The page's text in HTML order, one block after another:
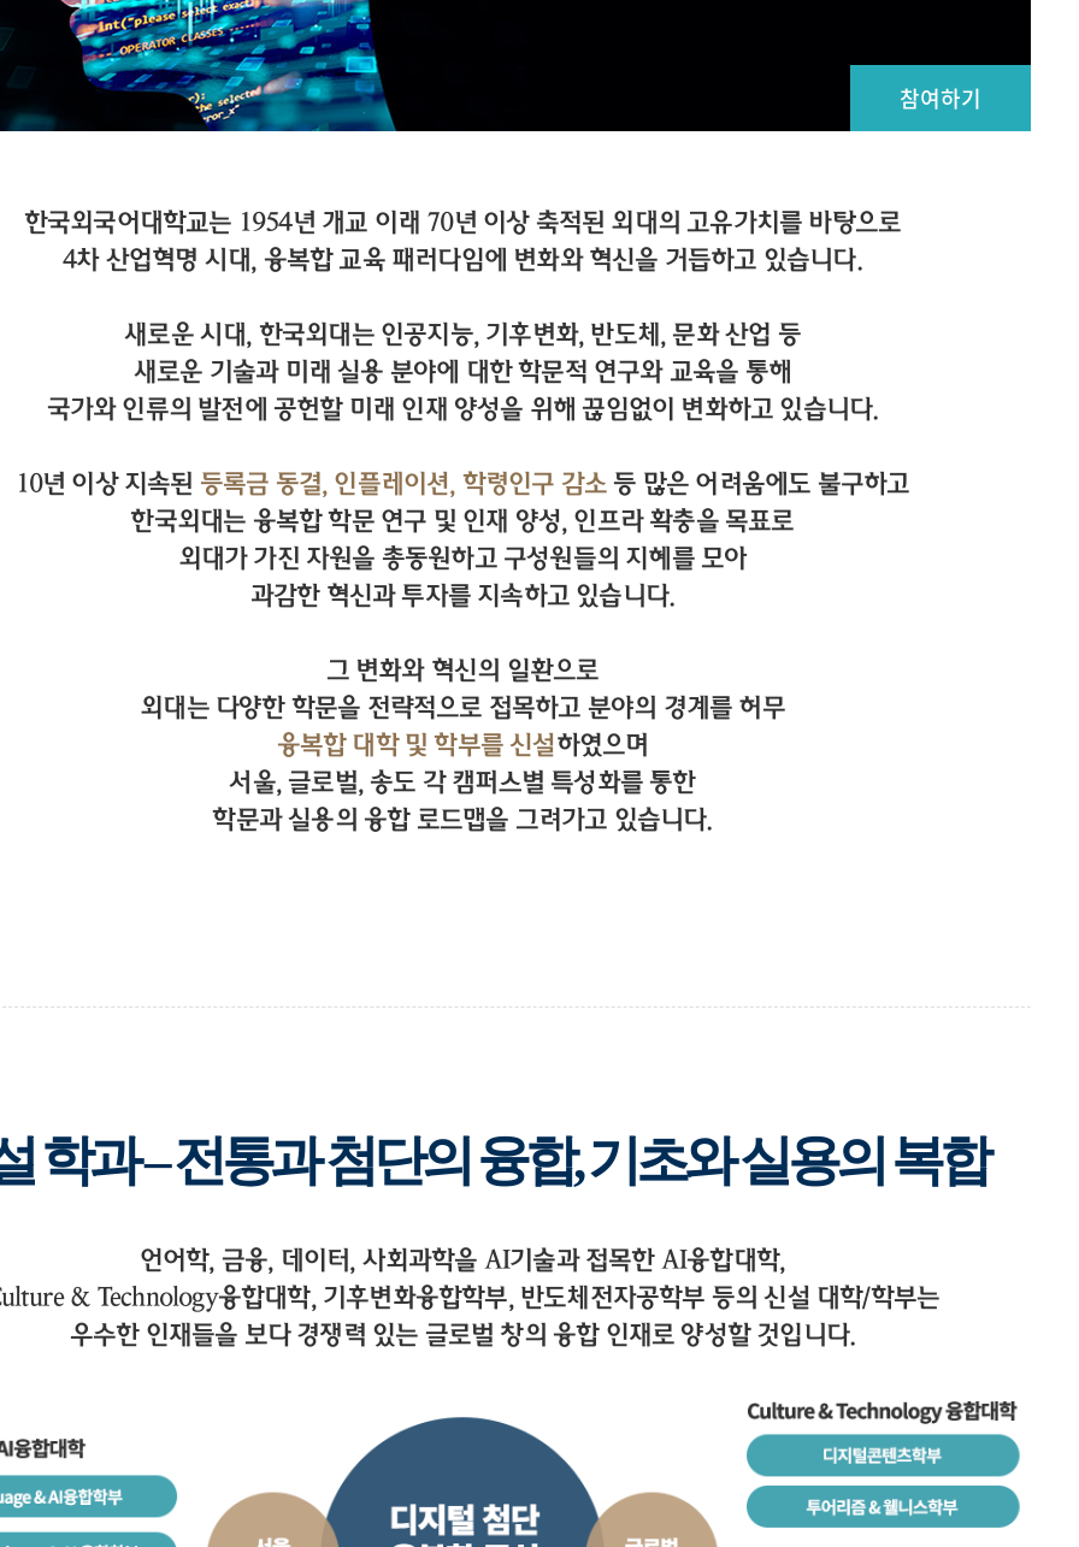
참여하기
한국외국어대학교는 1954년 개교 이래 70년 이상 축적된 외대의 고유가치를 바탕으로
4차 산업혁명 시대, 융복합 교육 패러다임에 변화와 혁신을 거듭하고 있습니다.
새로운 시대, 한국외대는 인공지능, 기후변화, 반도체, 문화 산업 등
새로운 기술과 미래 실용 분야에 대한 학문적 연구와 교육을 통해
국가와 인류의 발전에 공헌할 미래 인재 양성을 위해 끊임없이 변화하고 있습니다.
10년 이상 지속된 등록금 동결, 인플레이션, 학령인구 감소 등 많은 어려움에도 불구하고
한국외대는 융복합 학문 연구 및 인재 양성, 인프라 확충을 목표로
외대가 가진 자원을 총동원하고 구성원들의 지혜를 모아
과감한 혁신과 투자를 지속하고 있습니다.
그 변화와 혁신의 일환으로
외대는 다양한 학문을 전략적으로 접목하고 분야의 경계를 허무
융복합 대학 및 학부를 신설하였으며
서울, 글로벌, 송도 각 캠퍼스별 특성화를 통한
학문과 실용의 융합 로드맵을 그려가고 있습니다.
학과 – 전통과 첨단의 융합, 기초와 실용의 복합
언어학, 금융, 데이터, 사회과학을 AI기술과 접목한 AI융합대학,
& Technology융합대학, 기후변화융합학부, 반도체전자공학부 등의 신설 대학/학부는
우수한 인재들을 보다 경쟁력 있는 글로벌 창의 융합 인재로 양성할 것입니다.